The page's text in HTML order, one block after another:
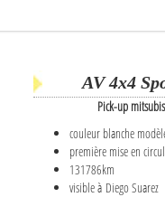
AV 4x4
Pick-up
couleur blanche
première mise en
131786km
visible à Diego Suarez